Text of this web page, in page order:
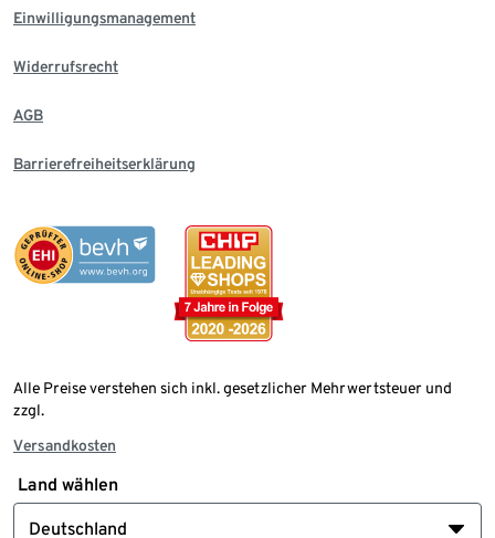
Einwilligungsmanagement
Widerrufsrecht
AGB
Barrierefreiheitserklärung
Alle Preise verstehen sich inkl. gesetzlicher Mehrwertsteuer und
zzgl.
Versandkosten
Land wählen
Deutschland